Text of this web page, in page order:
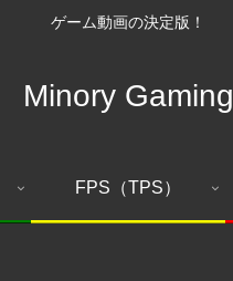
ゲーム動画の決定版！
Minory Gaming
FPS（TPS）